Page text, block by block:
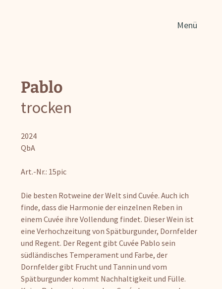
Menü
Pablo
trocken
2024
QbA
Art.-Nr.: 15pic
Die besten Rotweine der Welt sind Cuvée. Auch ich
finde, dass die Harmonie der einzelnen Reben in
einem Cuvée ihre Vollendung findet. Dieser Wein ist
eine Verhochzeitung von Spätburgunder, Dornfelder
und Regent. Der Regent gibt Cuvée Pablo sein
südländisches Temperament und Farbe, der
Dornfelder gibt Frucht und Tannin und vom
Spätburgunder kommt Nachhaltigkeit und Fülle.